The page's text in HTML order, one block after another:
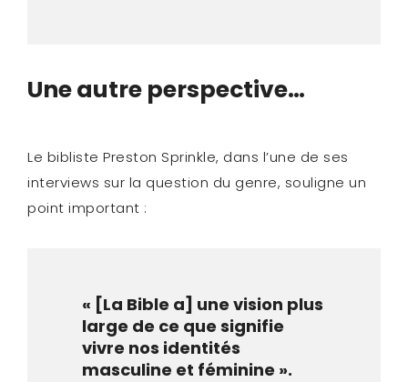
Une autre perspective…
Le bibliste Preston Sprinkle, dans l’une de ses
interviews sur la question du genre, souligne un
point important :
« [La Bible a] une vision plus
large de ce que signifie
vivre nos identités
masculine et féminine ».